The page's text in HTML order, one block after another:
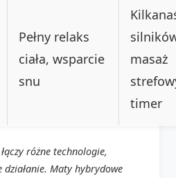
Pełny relaks
ciała, wsparcie
snu
masaż
timer
różne technologie,
Maty hybrydowe